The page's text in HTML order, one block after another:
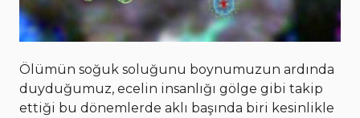
Ölümün soğuk soluğunu boynumuzun ardında
duyduğumuz, ecelin insanlığı gölge gibi takip
ettiği bu dönemlerde aklı başında biri kesinlikle